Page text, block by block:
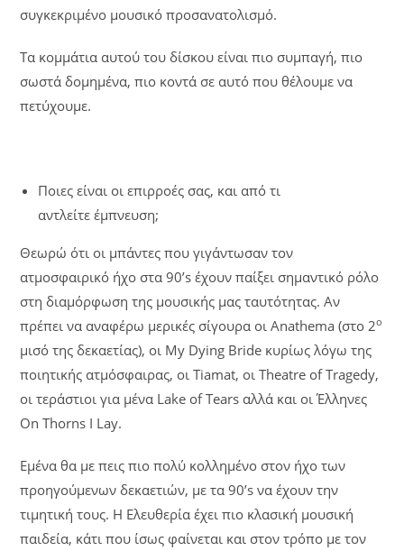
συγκεκριμένο μουσικό προσανατολισμό.
Τα κομμάτια αυτού του δίσκου είναι πιο συμπαγή, πιο
σωστά δομημένα, πιο κοντά σε αυτό που θέλουμε να
πετύχουμε.
Ποιες είναι οι επιρροές σας, και από τι
αντλείτε έμπνευση;
Θεωρώ ότι οι μπάντες που γιγάντωσαν τον
ατμοσφαιρικό ήχο στα 90’s έχουν παίξει σημαντικό ρόλο
στη διαμόρφωση της μουσικής μας ταυτότητας. Αν
πρέπει να αναφέρω μερικές σίγουρα οι Anathema (στο 2ο
μισό της δεκαετίας), οι My Dying Bride κυρίως λόγω της
ποιητικής ατμόσφαιρας, οι Tiamat, οι Theatre of Tragedy,
οι τεράστιοι για μένα Lake of Tears αλλά και οι Έλληνες
On Thorns I Lay.
Εμένα θα με πεις πιο πολύ κολλημένο στον ήχο των
προηγούμενων δεκαετιών, με τα 90’s να έχουν την
τιμητική τους. Η Ελευθερία έχει πιο κλασική μουσική
παιδεία, κάτι που ίσως φαίνεται και στον τρόπο με τον